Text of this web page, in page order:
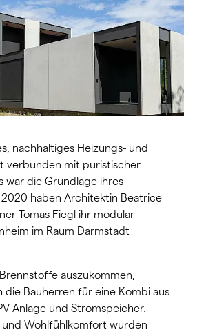
nachhaltiges Heizungs- und
verbunden mit puristischer
war die Grundlage ihres
2020 haben Architektin Beatrice
Tomas Fiegl ihr modular
im Raum Darmstadt
auszukommen,
die Bauherren für eine Kombi aus
Anlage und Stromspeicher.
und Wohlfühlkomfort wurden